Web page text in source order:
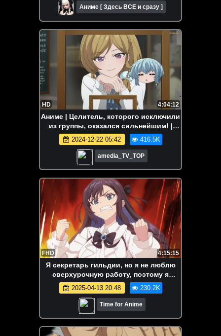
Аниме [ Здесь ВСЕ и сразу ]
HD 4:04:12
Аниме | Целитель, которого исключили
из группы, оказался сильнейшим! |
1080 FHD | Все серии Аниме Марафон
2024-12-22 05:42 416.5K
amedia_TV_TOP
FHD 4:15:15
Я секретарь гильдии, но я не люблю
сверхурочную работу, поэтому я
собираюсь подчинить босса в
одиночку | Все серии | Марафон
2025-04-13 20:48 230.2K
Time for Anime